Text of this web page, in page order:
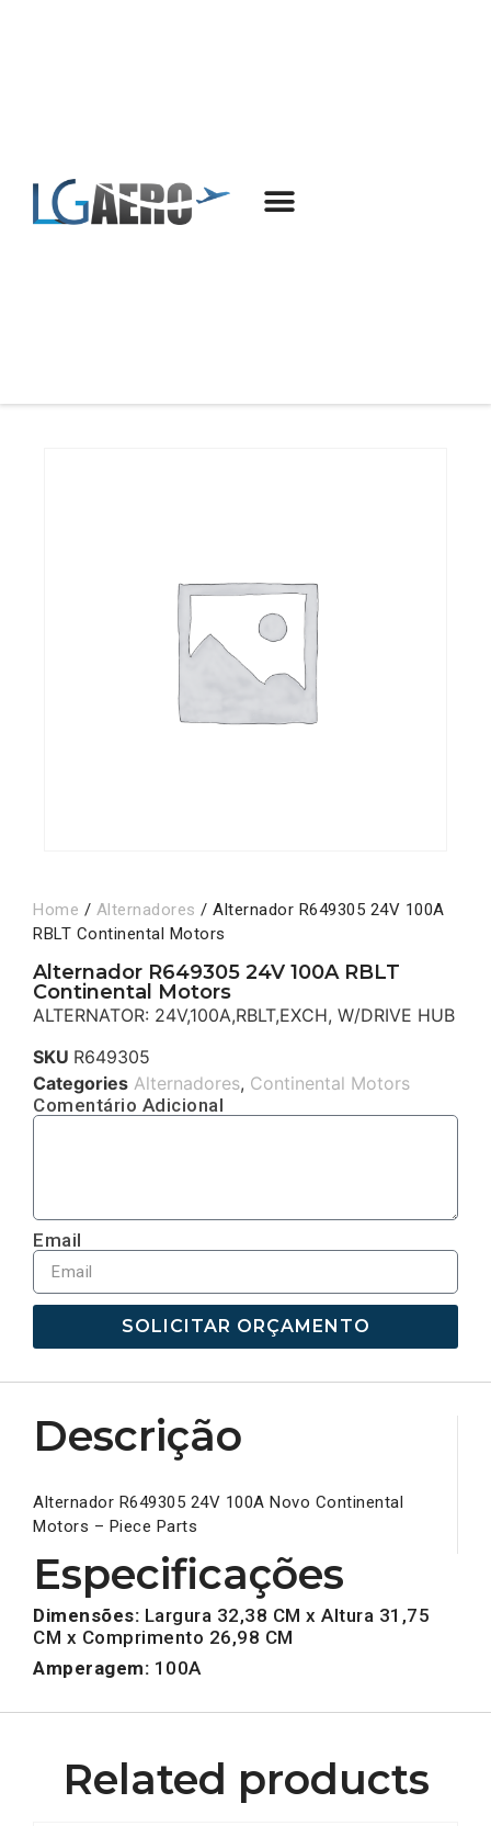
Home / Alternadores / Alternador R649305 24V 100A
RBLT Continental Motors
Alternador R649305 24V 100A RBLT
Continental Motors
ALTERNATOR: 24V,100A,RBLT,EXCH, W/DRIVE HUB
SKU R649305
Categories Alternadores, Continental Motors
Comentário Adicional
Email
SOLICITAR ORÇAMENTO
Descrição
Alternador R649305 24V 100A Novo Continental
Motors – Piece Parts
Especificações
Dimensões: Largura 32,38 CM x Altura 31,75
CM x Comprimento 26,98 CM
Amperagem: 100A
Related products